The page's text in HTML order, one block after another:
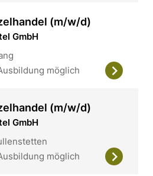
(m/w/d)
GmbH
möglich
(m/w/d)
GmbH
möglich